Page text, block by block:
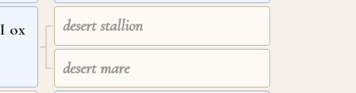
ox desert stallion
desert mare